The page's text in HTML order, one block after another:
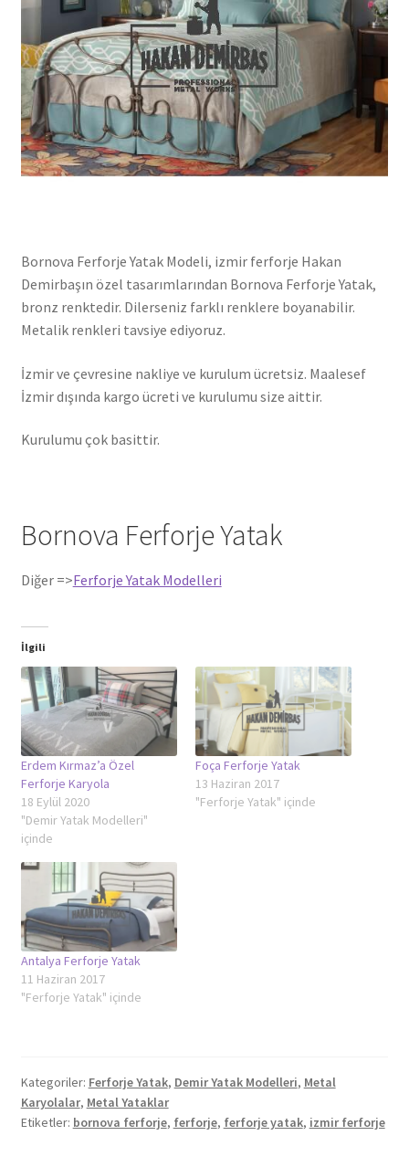
Bornova Ferforje Yatak Modeli, izmir ferforje Hakan
Demirbaşın özel tasarımlarından Bornova Ferforje Yatak,
bronz renktedir. Dilerseniz farklı renklere boyanabilir.
Metalik renkleri tavsiye ediyoruz.
İzmir ve çevresine nakliye ve kurulum ücretsiz. Maalesef
İzmir dışında kargo ücreti ve kurulumu size aittir.
Kurulumu çok basittir.
Bornova Ferforje Yatak
Diğer =>Ferforje Yatak Modelleri
İlgili
Erdem Kırmaz’a Özel
Ferforje Karyola
18 Eylül 2020
"Demir Yatak Modelleri"
içinde
Foça Ferforje Yatak
13 Haziran 2017
"Ferforje Yatak" içinde
Antalya Ferforje Yatak
11 Haziran 2017
"Ferforje Yatak" içinde
Kategoriler: Ferforje Yatak, Demir Yatak Modelleri, Metal
Karyolalar, Metal Yataklar
Etiketler: bornova ferforje, ferforje, ferforje yatak, izmir ferforje